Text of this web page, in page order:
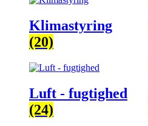
Klimastyring
(20)
Luft - fugtighed
(24)